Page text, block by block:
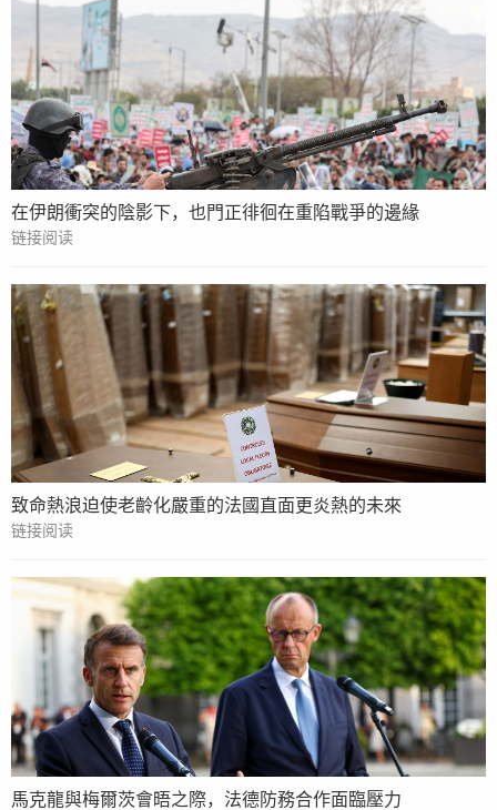
在伊朗衝突的陰影下，也門正徘徊在重陷戰爭的邊緣
链接阅读
致命熱浪迫使老齡化嚴重的法國直面更炎熱的未來
链接阅读
馬克龍與梅爾茨會晤之際，法德防務合作面臨壓力